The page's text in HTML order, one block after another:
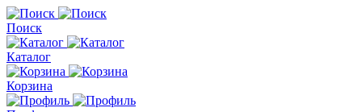
Поиск
Каталог
Корзина